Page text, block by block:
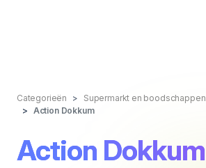
Categorieën Supermarkt en boodschappen
Action Dokkum
Action Dokkum